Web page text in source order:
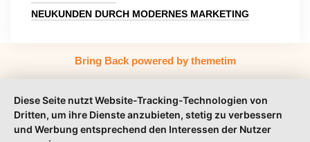
NEUKUNDEN DURCH MODERNES MARKETING
Bring Back powered by themetim
Diese Seite nutzt Website-Tracking-Technologien von
Dritten, um ihre Dienste anzubieten, stetig zu verbessern
und Werbung entsprechend den Interessen der Nutzer